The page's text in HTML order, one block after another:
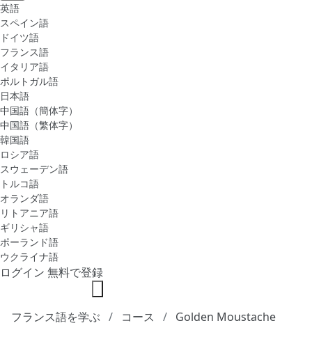
英語
スペイン語
ドイツ語
フランス語
イタリア語
ポルトガル語
日本語
中国語（簡体字）
中国語（繁体字）
韓国語
ロシア語
スウェーデン語
トルコ語
オランダ語
リトアニア語
ギリシャ語
ポーランド語
ウクライナ語
ログイン 無料で登録
フランス語を学ぶ コース Golden Moustache